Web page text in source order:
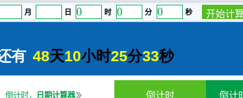
倒计时， 日期计算器 倒计时 倒计